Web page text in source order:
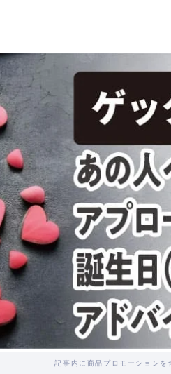
記事内に商品プロモーションを